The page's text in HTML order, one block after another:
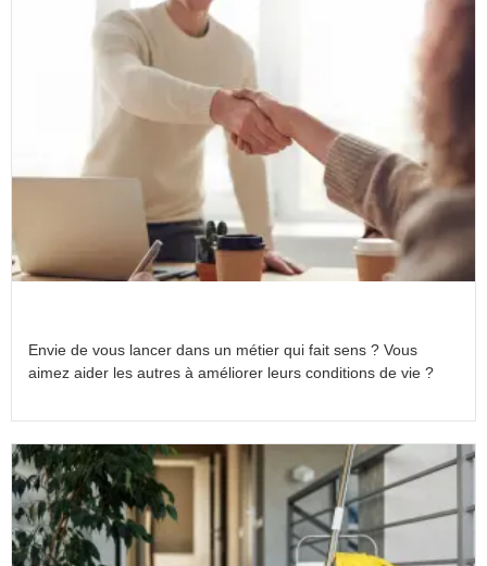
Envie de vous lancer dans un métier qui fait sens ? Vous
aimez aider les autres à améliorer leurs conditions de vie ?